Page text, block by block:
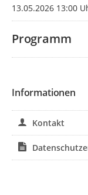
13.05.2026 13:00
Programm
Informationen
Kontakt